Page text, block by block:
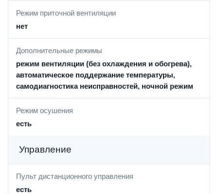
Режим приточной вентиляции
нет
Дополнительные режимы
режим вентиляции (без охлаждения и обогрева),
автоматическое поддержание температуры,
самодиагностика неисправностей, ночной режим
Режим осушения
есть
Управление
Пульт дистанционного управления
есть